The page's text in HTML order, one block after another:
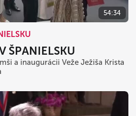
54:34
ŠPANIELSKU
a inaugurácii Veže Ježiša Krista